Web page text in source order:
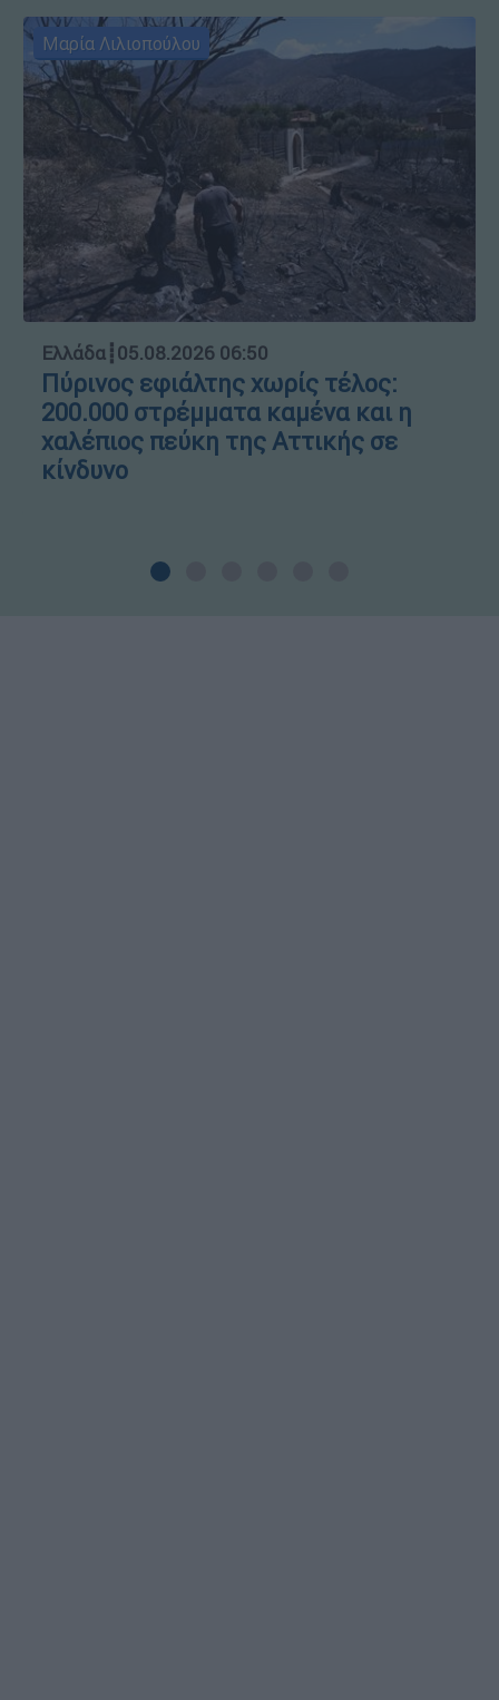
Μαρία Λιλιοπούλου
Ελλάδα┋05.08.2026 06:50
Πύρινος εφιάλτης χωρίς τέλος:
200.000 στρέμματα καμένα και η
χαλέπιος πεύκη της Αττικής σε
κίνδυνο